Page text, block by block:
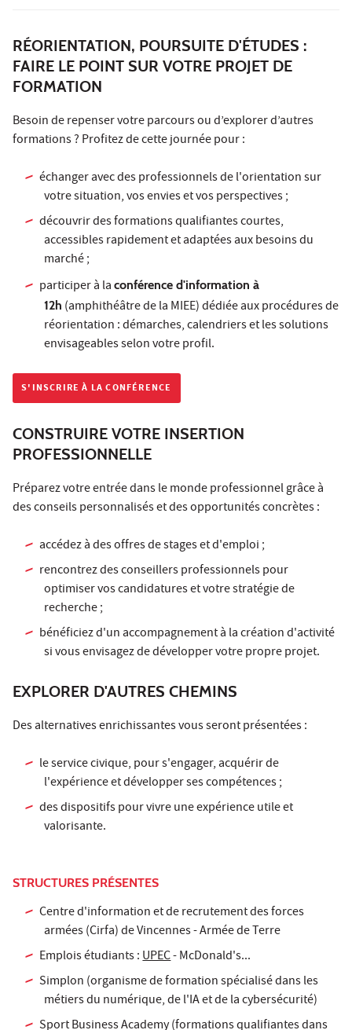
RÉORIENTATION, POURSUITE D'ÉTUDES :
FAIRE LE POINT SUR VOTRE PROJET DE
FORMATION
Besoin de repenser votre parcours ou d’explorer d’autres
formations ? Profitez de cette journée pour :
échanger avec des professionnels de l'orientation sur
votre situation, vos envies et vos perspectives ;
découvrir des formations qualifiantes courtes,
accessibles rapidement et adaptées aux besoins du
marché ;
participer à laconférence d'informationà
12h (amphithéâtre de la MIEE)dédiée aux procédures de
réorientation : démarches, calendriers et les solutions
envisageables selon votre profil.
S'INSCRIRE À LA CONFÉRENCE
CONSTRUIRE VOTRE INSERTION
PROFESSIONNELLE
Préparez votre entrée dans le monde professionnel grâce à
des conseils personnalisés et des opportunités concrètes :
accédez à des offres de stages et d'emploi ;
rencontrez des conseillers professionnels pour
optimiser vos candidatures et votre stratégie de
recherche ;
bénéficiez d'un accompagnement à la création d'activité
si vous envisagez de développer votre propre projet.
EXPLORER D'AUTRES CHEMINS
Des alternatives enrichissantes vous seront présentées :
le service civique, pour s'engager, acquérir de
l'expérience et développer ses compétences ;
des dispositifs pour vivre une expérience utile et
valorisante.
STRUCTURES PRÉSENTES
Centre d'information et de recrutement des forces
armées (Cirfa) de Vincennes - Armée de Terre
Emplois étudiants :UPEC- McDonald's...
Simplon (organisme de formation spécialisé dans les
métiers du numérique, de l'IA et de la cybersécurité)
Sport Business Academy (formations qualifiantes dans